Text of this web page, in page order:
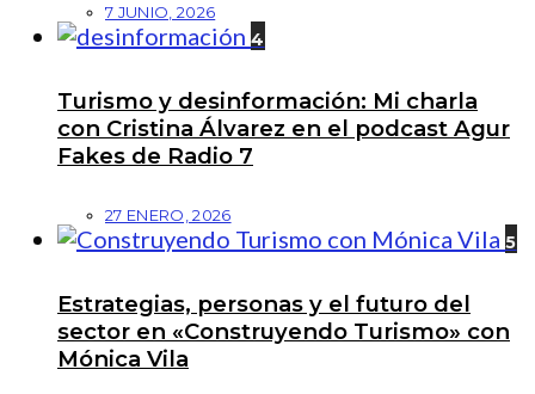
7 JUNIO, 2026
4
Turismo y desinformación: Mi charla
con Cristina Álvarez en el podcast Agur
Fakes de Radio 7
27 ENERO, 2026
5
Estrategias, personas y el futuro del
sector en «Construyendo Turismo» con
Mónica Vila